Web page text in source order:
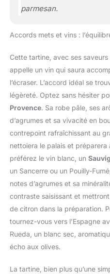
parmesan.
Accords mets et vins :
Cette tartine, avec ses
appelle un vin qui saura
l’écraser. L’accord idéal se
légèreté. Optez sans hésiter
Provence. Sa robe pâle, ses
d’agrumes et sa vivacité en
contrepoint rafraîchissant au
nettoiera le palais et
préférez le vin blanc, un
un Sancerre ou un Pouilly-
notes d’agrumes et sa
contraste saisissant et
de citron dans la préparation.
tournez-vous vers l’Espagne
Rueda, un blanc sec,
écho aux olives.
La tartine, bien plus qu’une